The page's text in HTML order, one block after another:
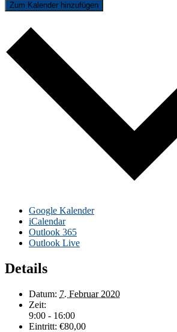
Zum Kalender hinzufügen
Google Kalender
iCalendar
Outlook 365
Outlook Live
Details
Datum: 7. Februar 2020
Zeit:
9:00 - 16:00
Eintritt: €80,00